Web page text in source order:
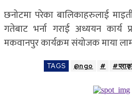
छनोटमा परेका बालिकाहरुलाई
गतेबाट भर्ना गराई अध्ययन कार्य
मकवानपुर कार्यक्रम संयोजक माया
TAGS @ngo #